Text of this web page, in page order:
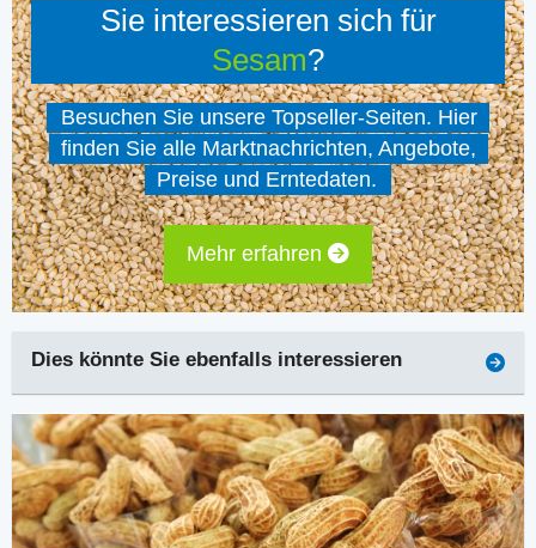
Sie interessieren sich für
Sesam?
Besuchen Sie unsere Topseller-Seiten. Hier
finden Sie alle Marktnachrichten, Angebote,
Preise und Erntedaten.
Mehr erfahren
Dies könnte Sie ebenfalls interessieren